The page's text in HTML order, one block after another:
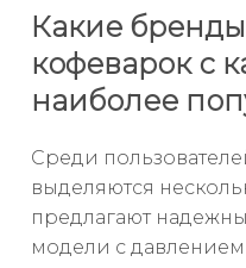
Какие
кофеварок с
наиболее
Среди
выделяются
предлагают
модели с